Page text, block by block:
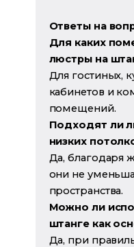
Ответы на
Для каких
люстры на
Для гостиных,
кабинетов и
помещений.
Подходят ли
низких
Да, благодаря
они не
пространства.
Можно ли
штанге как
Да, при